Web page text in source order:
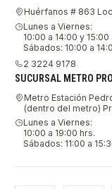
Huérfanos # 863
Lunes a Viernes:
10:00 a 14:00 y 15:00
Sábados: 10:00 a
2 3224 9178
SUCURSAL METRO
Metro Estación
(dentro del metro)
Lunes a Viernes:
10:00 a 19:00 hrs.
Sábados: 11:00 a